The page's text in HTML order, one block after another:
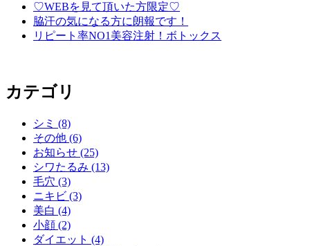
♡WEBを見て頂いた方限定♡
脇汗の気になる方に朗報です！
リピート率NO1美容注射！ボトックス
カテゴリ
シミ (8)
その他 (6)
お知らせ (25)
シワたるみ (13)
毛穴 (3)
ニキビ (3)
美白 (4)
小顔 (2)
ダイエット (4)